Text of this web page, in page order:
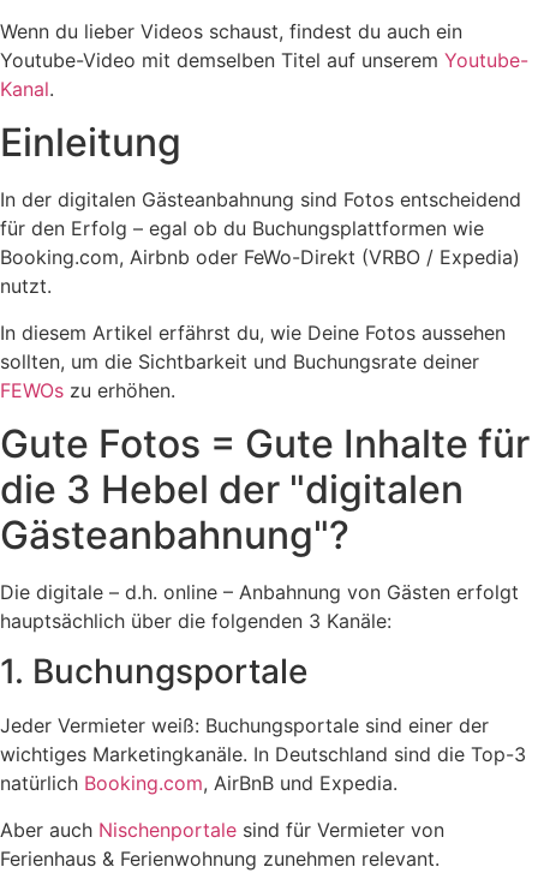
Wenn du lieber Videos schaust, findest du auch ein
Youtube-Video mit demselben Titel auf unserem Youtube-
Kanal.
Einleitung
In der digitalen Gästeanbahnung sind Fotos entscheidend
für den Erfolg – egal ob du Buchungsplattformen wie
Booking.com, Airbnb oder FeWo-Direkt (VRBO / Expedia)
nutzt.
In diesem Artikel erfährst du, wie Deine Fotos aussehen
sollten, um die Sichtbarkeit und Buchungsrate deiner
FEWOs zu erhöhen.
Gute Fotos = Gute Inhalte für
die 3 Hebel der "digitalen
Gästeanbahnung"?
Die digitale – d.h. online – Anbahnung von Gästen erfolgt
hauptsächlich über die folgenden 3 Kanäle:
1. Buchungsportale
Jeder Vermieter weiß: Buchungsportale sind einer der
wichtiges Marketingkanäle. In Deutschland sind die Top-3
natürlich Booking.com, AirBnB und Expedia.
Aber auch Nischenportale sind für Vermieter von
Ferienhaus & Ferienwohnung zunehmen relevant.